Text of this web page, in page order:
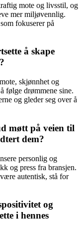
mote og livsstil, og
mer miljøvennlig.
fokuserer på
å skape
skjønnhet og
følge drømmene sine.
og gleder seg over å
møtt på veien til
dem?
personlig og
og press fra bransjen.
autentisk, stå for
og
i hennes